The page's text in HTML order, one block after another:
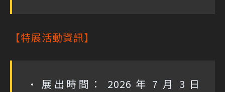
【特展活動資訊】
• 展出時間： 2026 年 7 月 3 日